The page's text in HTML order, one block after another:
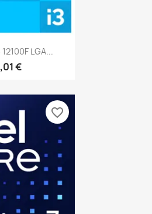
rápidaLGA...
€
favorite_border